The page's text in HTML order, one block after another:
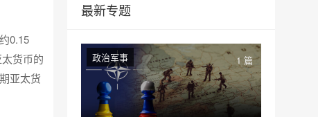
0.15
货币的
亚太货
最新专题
政治军事 1 篇